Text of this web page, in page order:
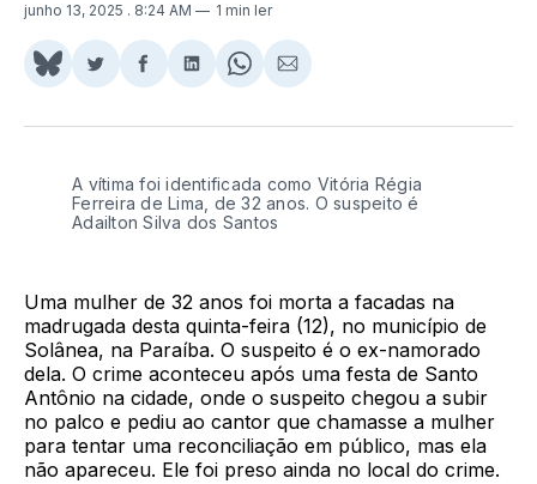
junho 13, 2025 . 8:24 AM 1 min ler
Share
BlueSky
Compartilhar
Twitter
Compartilhar
Facebook
Compartilhar
LinkedIn
Share
WhatsApp
Compartilhar
Email
A vítima foi identificada como Vitória Régia
Ferreira de Lima, de 32 anos. O suspeito é
Adailton Silva dos Santos
Uma mulher de 32 anos foi morta a facadas na
madrugada desta quinta-feira (12), no município de
Solânea, na Paraíba. O suspeito é o ex-namorado
dela. O crime aconteceu após uma festa de Santo
Antônio na cidade, onde o suspeito chegou a subir
no palco e pediu ao cantor que chamasse a mulher
para tentar uma reconciliação em público, mas ela
não apareceu. Ele foi preso ainda no local do crime.